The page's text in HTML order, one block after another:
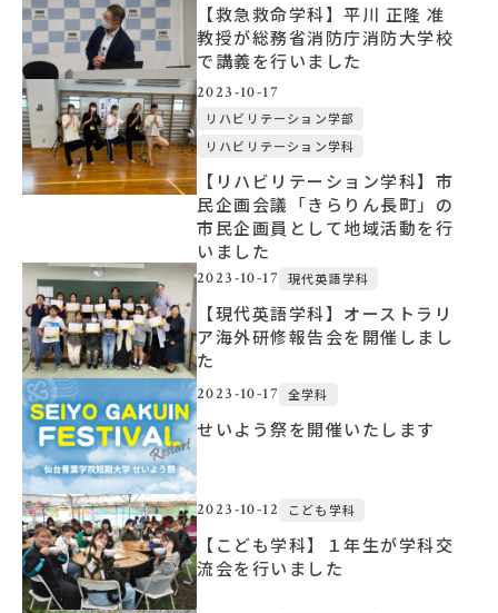
【救急救命学科】平川 正隆 准
教授が総務省消防庁消防大学校
で講義を行いました
2023-10-17
リハビリテーション学部
リハビリテーション学科
【リハビリテーション学科】市
民企画会議「きらりん長町」の
市民企画員として地域活動を行
いました
2023-10-17 現代英語学科
【現代英語学科】オーストラリ
ア海外研修報告会を開催しまし
た
2023-10-17 全学科
せいよう祭を開催いたします
2023-10-12 こども学科
【こども学科】１年生が学科交
流会を行いました